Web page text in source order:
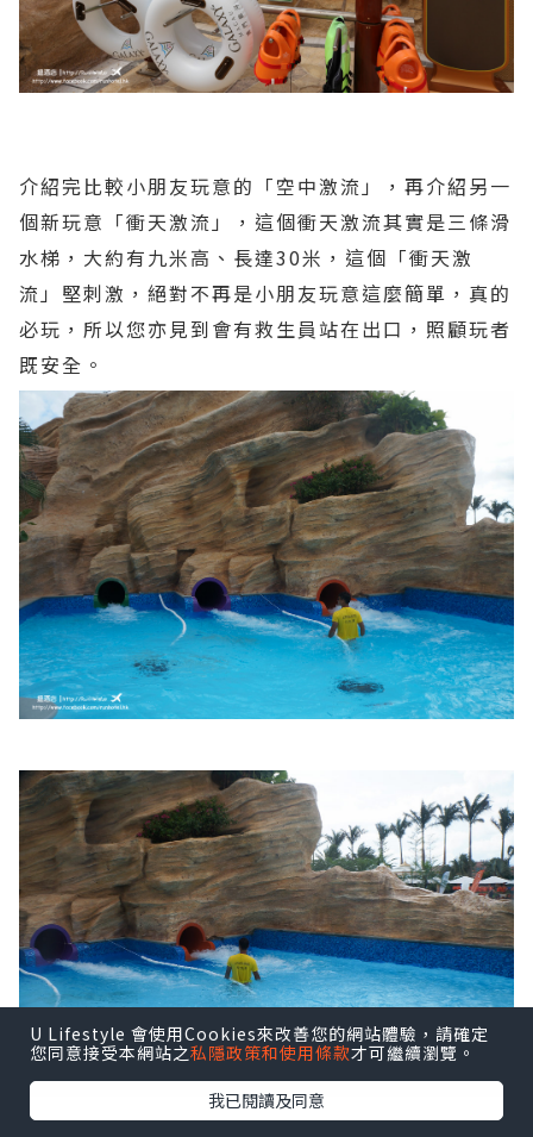
介紹完比較小朋友玩意的「空中激流」，再介紹另一
個新玩意「衝天激流」，這個衝天激流其實是三條滑
水梯，大約有九米高、長達30米，這個「衝天激
流」堅刺激，絕對不再是小朋友玩意這麼簡單，真的
必玩，所以您亦見到會有救生員站在出口，照顧玩者
既安全。
U Lifestyle 會使用Cookies來改善您的網站體驗，請確定
您同意接受本網站之私隱政策和使用條款才可繼續瀏覽。
我已閱讀及同意